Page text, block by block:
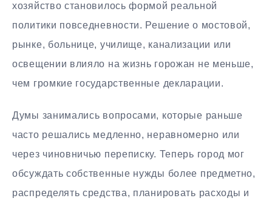
хозяйство становилось формой реальной
политики повседневности. Решение о мостовой,
рынке, больнице, училище, канализации или
освещении влияло на жизнь горожан не меньше,
чем громкие государственные декларации.
Думы занимались вопросами, которые раньше
часто решались медленно, неравномерно или
через чиновничью переписку. Теперь город мог
обсуждать собственные нужды более предметно,
распределять средства, планировать расходы и